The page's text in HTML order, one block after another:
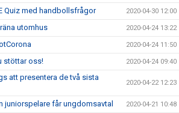
Quiz med handbollsfrågor 2020-04-30 12:00
utomhus 2020-04-24 13:22
2020-04-24 11:50
stöttar oss! 2020-04-24 09:40
att presentera de två sista
2020-04-22 12:23
juniorspelare får ungdomsavtal 2020-04-21 10:48